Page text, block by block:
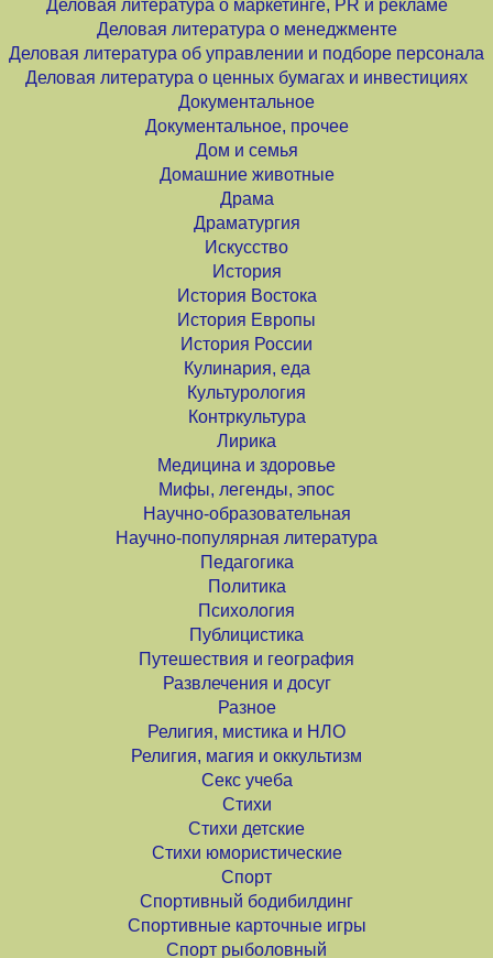
Деловая литература о маркетинге, PR и рекламе
Деловая литература о менеджменте
Деловая литература об управлении и подборе персонала
Деловая литература о ценных бумагах и инвестициях
Документальное
Документальное, прочее
Дом и семья
Домашние животные
Драма
Драматургия
Искусство
История
История Востока
История Европы
История России
Кулинария, еда
Культурология
Контркультура
Лирика
Медицина и здоровье
Мифы, легенды, эпос
Научно-образовательная
Научно-популярная литература
Педагогика
Политика
Психология
Публицистика
Путешествия и география
Развлечения и досуг
Разное
Религия, мистика и НЛО
Религия, магия и оккультизм
Секс учеба
Стихи
Стихи детские
Стихи юмористические
Спорт
Спортивный бодибилдинг
Спортивные карточные игры
Спорт рыболовный